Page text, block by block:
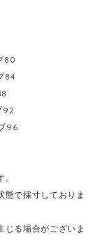
80
84
92
96
態で採寸しておりま
じる場合がございま